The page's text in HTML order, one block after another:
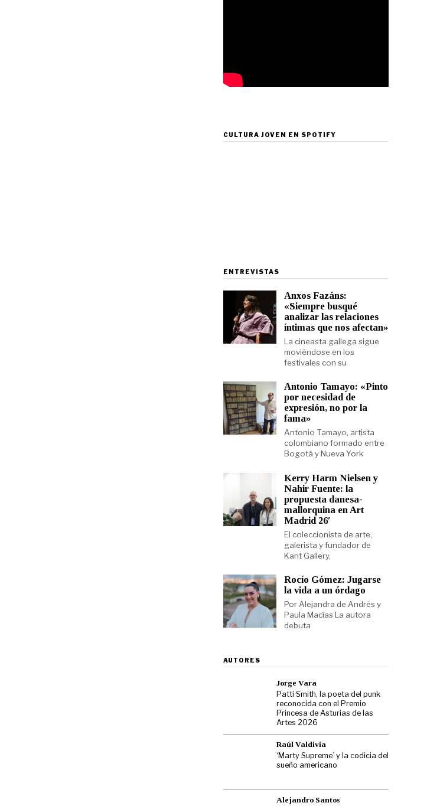
CULTURA JOVEN EN SPOTIFY
ENTREVISTAS
Anxos Fazáns:
«Siempre busqué
analizar las relaciones
íntimas que nos afectan»
La cineasta gallega sigue
moviéndose en los
festivales con su
Antonio Tamayo: «Pinto
por necesidad de
expresión, no por la
fama»
Antonio Tamayo, artista
colombiano formado entre
Bogotá y Nueva York
Kerry Harm Nielsen y
Nahir Fuente: la
propuesta danesa-
mallorquina en Art
Madrid 26′
El coleccionista de arte,
galerista y fundador de
Kant Gallery,
Rocío Gómez: Jugarse
la vida a un órdago
Por Alejandra de Andrés y
Paula Macías La autora
debuta
AUTORES
Jorge Vara
Patti Smith, la poeta del punk
reconocida con el Premio
Princesa de Asturias de las
Artes 2026
Raúl Valdivia
‘Marty Supreme’ y la codicia del
sueño americano
Alejandro Santos